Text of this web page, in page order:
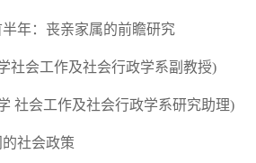
年：丧亲家属的前瞻研究
社会工作及社会行政学系副教授)
社会工作及社会行政学系研究助理)
社会政策